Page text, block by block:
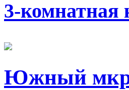
3-комнатная
Южный